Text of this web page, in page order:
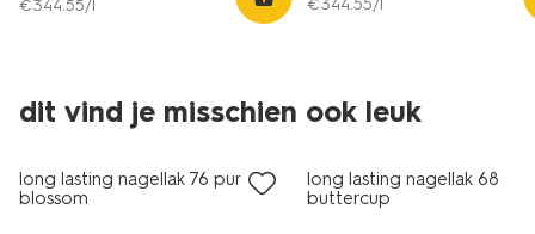
€344.55/l €344.55/l
dit vind je misschien ook leuk
vegan
long lasting nagellak 76 purple
blossom
vegan
long lasting nagellak 68
buttercup